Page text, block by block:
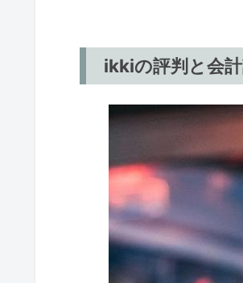
ikkiの評判と会